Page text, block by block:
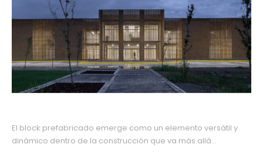
El block prefabricado emerge como un elemento versátil y
dinámico dentro de la construcción que va más allá...